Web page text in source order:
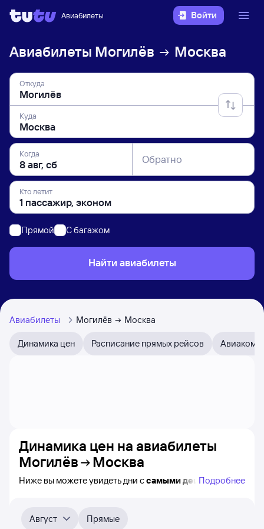
Авиабилеты Войти
Авиабилеты Могилёв Москва
Откуда
Куда
Когда Обратно
Кто летит
Прямой C багажом
Найти авиабилеты
Авиабилеты Могилёв Москва
Динамика цен Расписание прямых рейсов
Динамика цен на авиабилеты
Могилёв
Москва
Ниже вы можете увидеть дни ссамыми дешёвыми
на ближайшие месяцы. Выберите день, перейдите
по клику к поиску билетов на самолёт и получению
Подробнее
Август
Прямые